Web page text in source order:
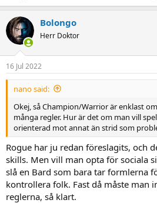
Bolongo
Herr Doktor
16 Jul 2022
nano said:
Okej, så Champion/Warrior är enklast
många regler. Hur är det om man vill
orienterad mot annat än strid som
Rogue har ju redan föreslagits, och
skills. Men vill man opta för sociala
slå en Bard som bara tar formlerna
kontrollera folk. Fast då måste man
reglerna, så klart.